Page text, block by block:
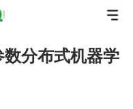
分布式机器学